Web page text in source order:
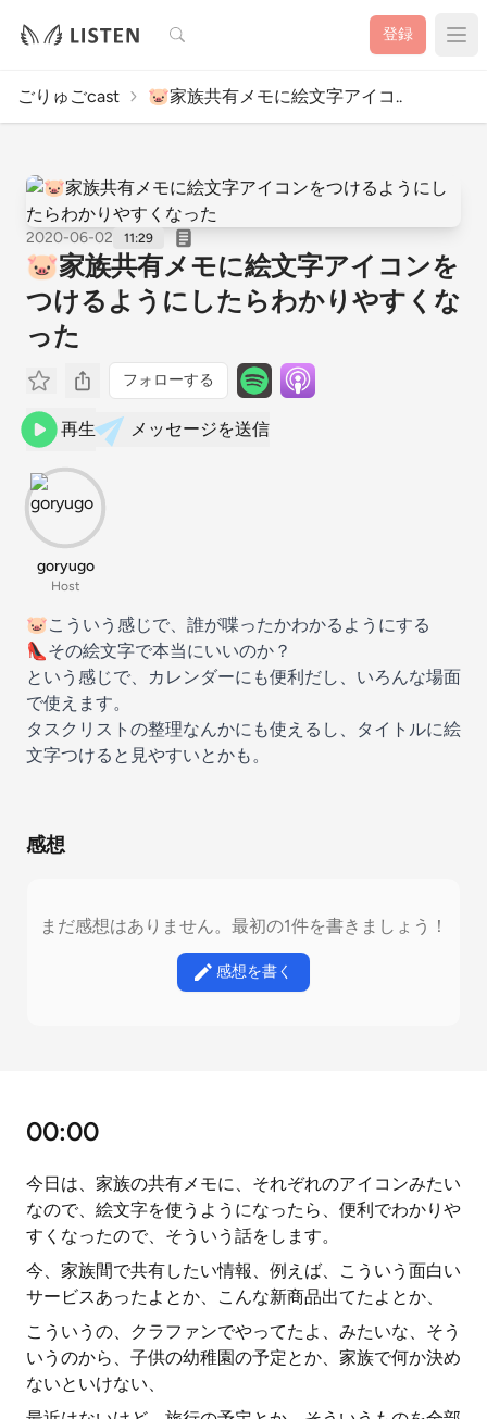
検索 登録
ごりゅごcast 🐷家族共有メモに絵文字アイコ..
2020-06-02 11:29
🐷家族共有メモに絵文字アイコンを
つけるようにしたらわかりやすくな
った
フォローする
再生 メッセージを送信
goryugo
Host
🐷こういう感じで、誰が喋ったかわかるようにする
👠その絵文字で本当にいいのか？
という感じで、カレンダーにも便利だし、いろんな場面
で使えます。
タスクリストの整理なんかにも使えるし、タイトルに絵
文字つけると見やすいとかも。
感想
まだ感想はありません。最初の1件を書きましょう！
感想を書く
00:00
今日は、家族の共有メモに、それぞれのアイコンみたい
なので、絵文字を使うようになったら、便利でわかりや
すくなったので、そういう話をします。
今、家族間で共有したい情報、例えば、こういう面白い
サービスあったよとか、こんな新商品出てたよとか、
こういうの、クラファンでやってたよ、みたいな、そう
いうのから、子供の幼稚園の予定とか、家族で何か決め
ないといけない、